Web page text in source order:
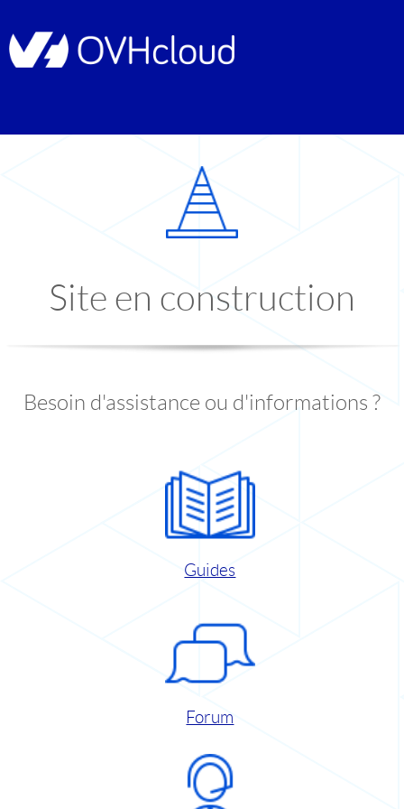
Site en construction
Besoin d'assistance ou d'informations ?
Guides
Forum